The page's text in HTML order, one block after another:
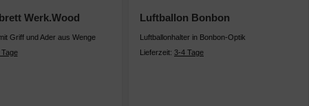
Werk.Wood
Griff und Ader aus Wenge
Luftballon Bonbon
Luftballonhalter in Bonbon-Optik
Lieferzeit: 3-4 Tage